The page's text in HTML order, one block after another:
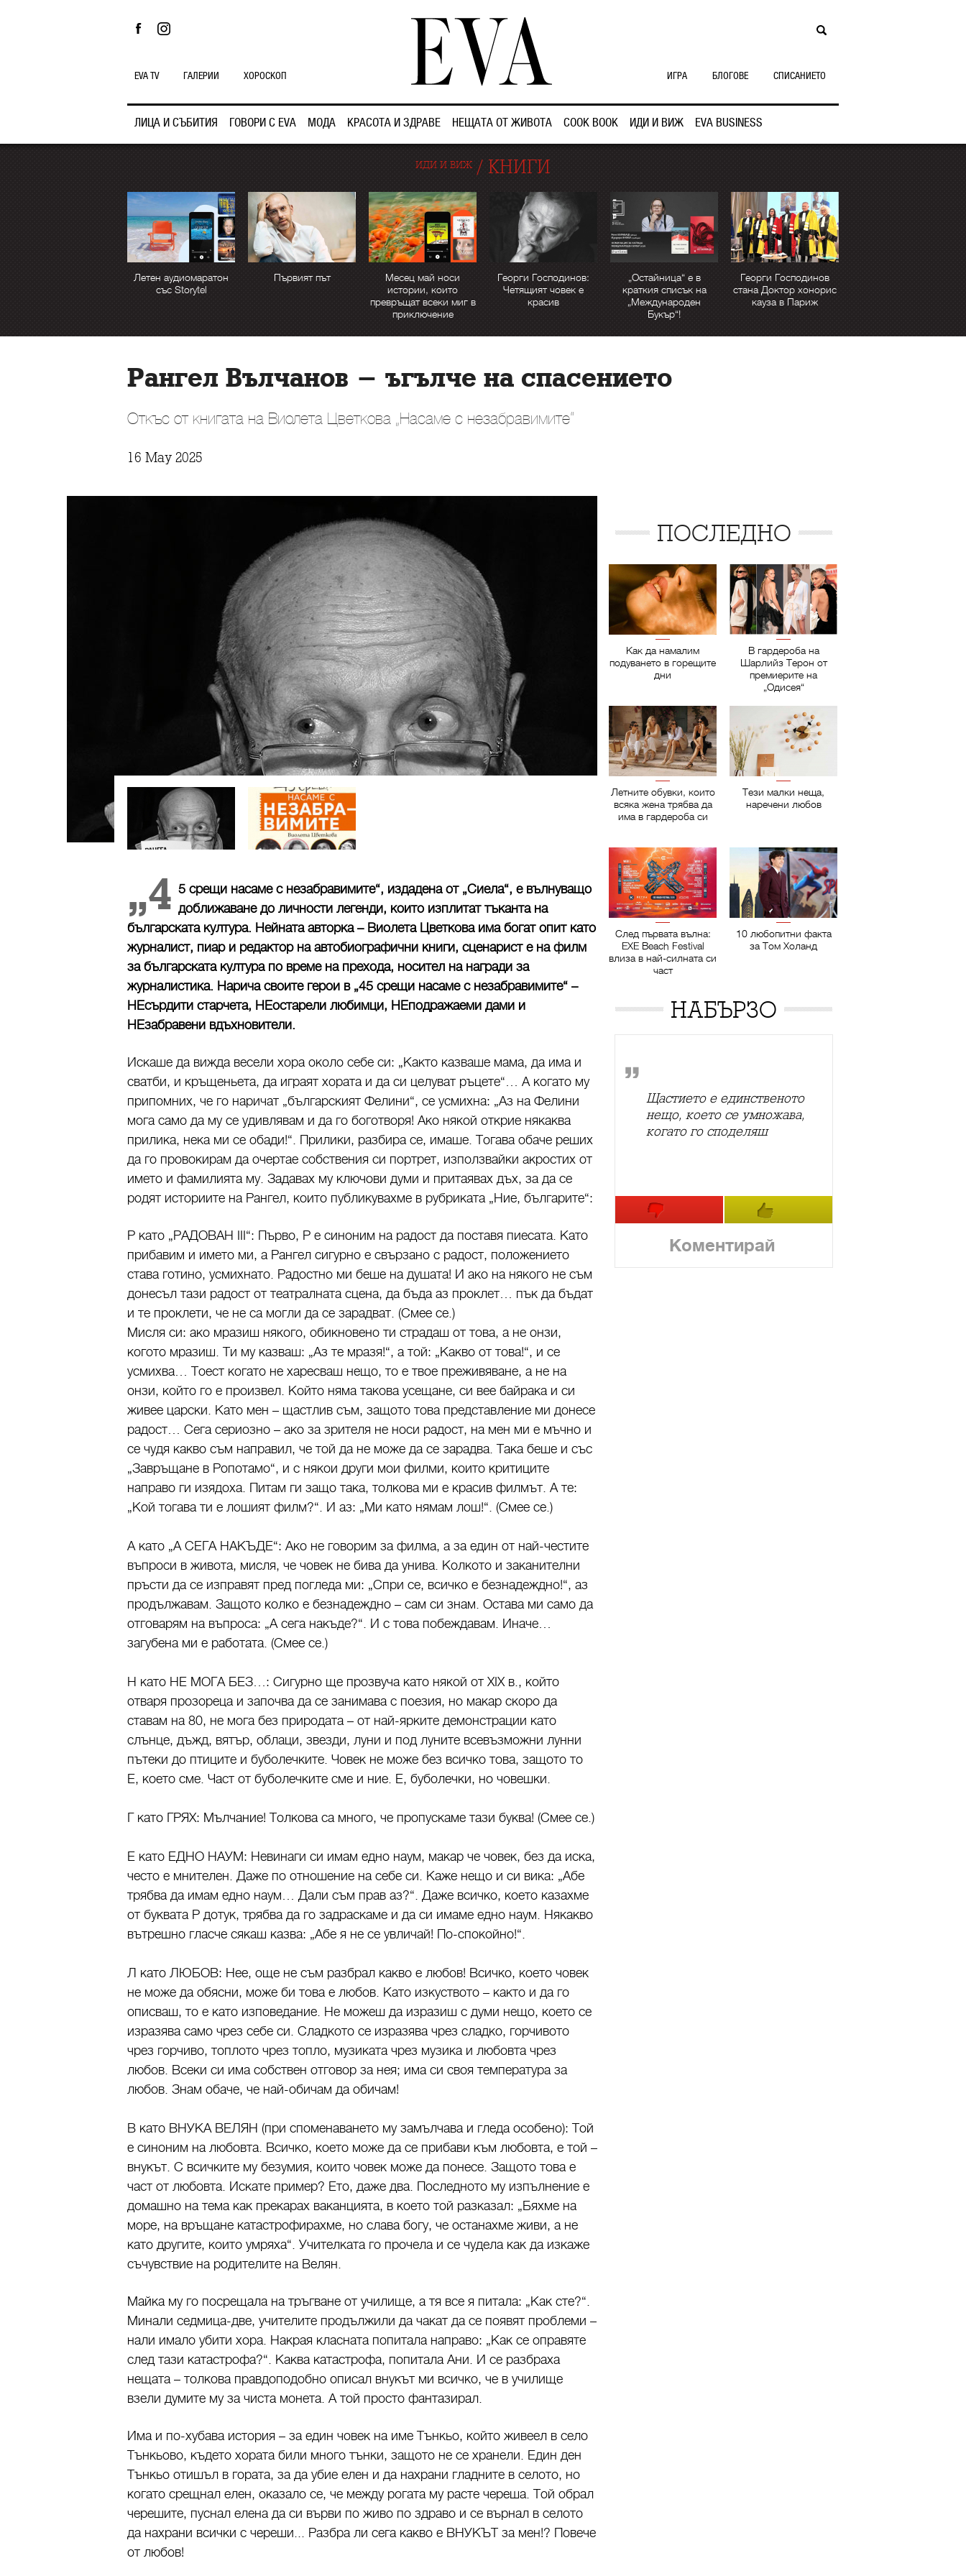
ЛИЦА И СЪБИТИЯ ГОВОРИ С EVA МОДА КРАСОТА И ЗДРАВЕ НЕЩАТА ОТ ЖИВОТА COOK BOOK ИДИ И ВИЖ EVA BUSINESS
EVA TV ГАЛЕРИИ ХОРОСКОП ИГРА БЛОГОВЕ СПИСАНИЕТО
ИДИ И ВИЖ / КНИГИ
Летен аудиомаратон
със Storytel
Първият път
Месец май носи
истории, които
превръщат всеки миг в
приключение
Георги Господинов:
Четящият човек е
красив
„Остайница“ е в
краткия списък на
„Международен
Букър“!
Георги Господинов
стана Доктор хонорис
кауза в Париж
Рангел Вълчанов - ъгълче на спасението
Откъс от книгата на Виолета Цветкова „Насаме с незабравимите“
16 May 2025
„4 5 срещи насаме с незабравимите“, издадена от „Сиела“, е вълнуващо
доближаване до личности легенди, които изплитат тъканта на
българската култура. Нейната авторка – Виолета Цветкова има богат опит като
журналист, пиар и редактор на автобиографични книги, сценарист е на филм
за българската култура по време на прехода, носител на награди за
журналистика. Нарича своите герои в „45 срещи насаме с незабравимите“ –
НЕсърдити старчета, НЕостарели любимци, НЕподражаеми дами и
НЕзабравени вдъхновители.
Искаше да вижда весели хора около себе си: „Както казваше мама, да има и
сватби, и кръщеньета, да играят хората и да си целуват ръцете“… А когато му
припомних, че го наричат „българският Фелини“, се усмихна: „Аз на Фелини
мога само да му се удивлявам и да го боготворя! Ако някой открие някаква
прилика, нека ми се обади!“. Прилики, разбира се, имаше. Тогава обаче реших
да го провокирам да очертае собствения си портрет, използвайки акростих от
името и фамилията му. Задавах му ключови думи и притаявах дъх, за да се
родят историите на Рангел, които публикувахме в рубриката „Ние, българите“:
Р като „РАДОВАН III“: Първо, Р е синоним на радост да поставя пиесата. Като
прибавим и името ми, а Рангел сигурно е свързано с радост, положението
става готино, усмихнато. Радостно ми беше на душата! И ако на някого не съм
донесъл тази радост от театралната сцена, да бъда аз проклет… пък да бъдат
и те проклети, че не са могли да се зарадват. (Смее се.)
Мисля си: ако мразиш някого, обикновено ти страдаш от това, а не онзи,
когото мразиш. Ти му казваш: „Аз те мразя!“, а той: „Какво от това!“, и се
усмихва… Тоест когато не харесваш нещо, то е твое преживяване, а не на
онзи, който го е произвел. Който няма такова усещане, си вее байрака и си
живее царски. Като мен – щастлив съм, защото това представление ми донесе
радост… Сега сериозно – ако за зрителя не носи радост, на мен ми е мъчно и
се чудя какво съм направил, че той да не може да се зарадва. Така беше и със
„Завръщане в Ропотамо“, и с някои други мои филми, които критиците
направо ги изядоха. Питам ги защо така, толкова ми е красив филмът. А те:
„Кой тогава ти е лошият филм?“. И аз: „Ми като нямам лош!“. (Смее се.)
А като „А СЕГА НАКЪДЕ“: Ако не говорим за филма, а за един от най-честите
въпроси в живота, мисля, че човек не бива да унива. Колкото и заканителни
пръсти да се изправят пред погледа ми: „Спри се, всичко е безнадеждно!“, аз
продължавам. Защото колко е безнадеждно – сам си знам. Остава ми само да
отговарям на въпроса: „А сега накъде?“. И с това побеждавам. Иначе…
загубена ми е работата. (Смее се.)
Н като НЕ МОГА БЕЗ…: Сигурно ще прозвуча като някой от ХIХ в., който
отваря прозореца и започва да се занимава с поезия, но макар скоро да
ставам на 80, не мога без природата – от най-ярките демонстрации като
слънце, дъжд, вятър, облаци, звезди, луни и под луните всевъзможни лунни
пътеки до птиците и буболечките. Човек не може без всичко това, защото то
Е, което сме. Част от буболечките сме и ние. Е, буболечки, но човешки.
Г като ГРЯХ: Мълчание! Толкова са много, че пропускаме тази буква! (Смее се.)
Е като ЕДНО НАУМ: Невинаги си имам едно наум, макар че човек, без да иска,
често е мнителен. Даже по отношение на себе си. Каже нещо и си вика: „Абе
трябва да имам едно наум… Дали съм прав аз?“. Даже всичко, което казахме
от буквата Р дотук, трябва да го задраскаме и да си имаме едно наум. Някакво
вътрешно гласче сякаш казва: „Абе я не се увличай! По-спокойно!“.
Л като ЛЮБОВ: Нее, още не съм разбрал какво е любов! Всичко, което човек
не може да обясни, може би това е любов. Като изкуството – както и да го
описваш, то е като изповедание. Не можеш да изразиш с думи нещо, което се
изразява само чрез себе си. Сладкото се изразява чрез сладко, горчивото
чрез горчиво, топлото чрез топло, музиката чрез музика и любовта чрез
любов. Всеки си има собствен отговор за нея; има си своя температура за
любов. Знам обаче, че най-обичам да обичам!
В като ВНУКА ВЕЛЯН (при споменаването му замълчава и гледа особено): Той
е синоним на любовта. Всичко, което може да се прибави към любовта, е той –
внукът. С всичките му безумия, които човек може да понесе. Защото това е
част от любовта. Искате пример? Ето, даже два. Последното му изпълнение е
домашно на тема как прекарах ваканцията, в което той разказал: „Бяхме на
море, на връщане катастрофирахме, но слава богу, че останахме живи, а не
като другите, които умряха“. Учителката го прочела и се чудела как да изкаже
съчувствие на родителите на Велян.
Майка му го посрещала на тръгване от училище, а тя все я питала: „Как сте?“.
Минали седмица-две, учителите продължили да чакат да се появят проблеми –
нали имало убити хора. Накрая класната попитала направо: „Как се оправяте
след тази катастрофа?“. Каква катастрофа, попитала Ани. И се разбраха
нещата – толкова правдоподобно описал внукът ми всичко, че в училище
взели думите му за чиста монета. А той просто фантазирал.
Има и по-хубава история – за един човек на име Тънкьо, който живеел в село
Тънкьово, където хората били много тънки, защото не се хранели. Един ден
Тънкьо отишъл в гората, за да убие елен и да нахрани гладните в селото, но
когато срещнал елен, оказало се, че между рогата му расте череша. Той обрал
черешите, пуснал елена да си върви по живо по здраво и се върнал в селото
да нахрани всички с череши... Разбра ли сега какво е ВНУКЪТ за мен!? Повече
от любов!
ПОСЛЕДНО
Как да намалим
подуването в горещите
дни
В гардероба на
Шарлийз Терон от
премиерите на
„Одисея“
Летните обувки, които
всяка жена трябва да
има в гардероба си
Тези малки неща,
наречени любов
След първата вълна:
EXE Beach Festival
влиза в най-силната си
част
10 любопитни факта
за Том Холанд
НАБЪРЗО
Щастието е единственото
нещо, което се умножава,
когато го споделяш
Коментирай